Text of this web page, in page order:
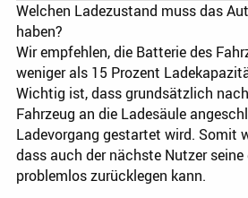
Welchen Ladezustand muss das
haben?
Wir empfehlen, die Batterie des
weniger als 15 Prozent
Wichtig ist, dass grundsätzlich
Fahrzeug an die Ladesäule
Ladevorgang gestartet wird. Somit
dass auch der nächste Nutzer
problemlos zurücklegen kann.